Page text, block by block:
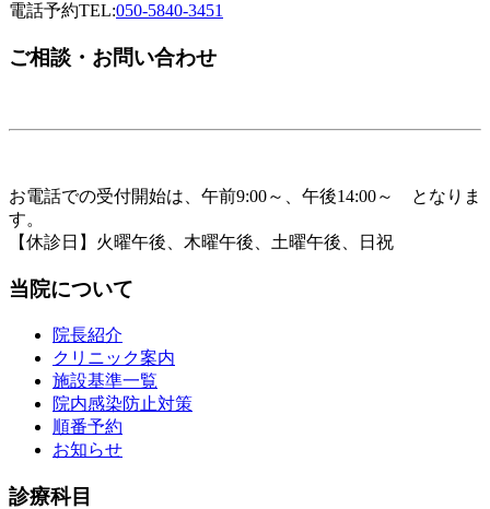
電話予約TEL:050-5840-3451
ご相談・お問い合わせ
お電話での受付開始は、午前9:00～、午後14:00～ となりま
す。
【休診日】火曜午後、木曜午後、土曜午後、日祝
当院について
院長紹介
クリニック案内
施設基準一覧
院内感染防止対策
順番予約
お知らせ
診療科目